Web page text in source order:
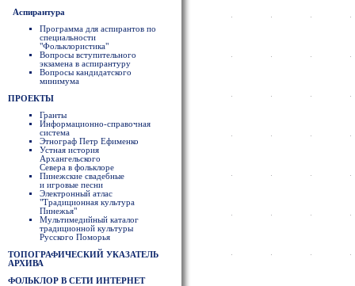
Аспирантура
Программа для аспирантов по
специальности
"Фольклористика"
Вопросы вступительного
экзамена в аспирантуру
Вопросы кандидатского
минимума
ПРОЕКТЫ
Гранты
Информационно-справочная
система
Этнограф Петр Ефименко
Устная история
Архангельского
Севера в фольклоре
Пинежские свадебные
и игровые песни
Электронный атлас
"Традиционная культура
Пинежья"
Мультимедийный каталог
традиционной культуры
Русского Поморья
ТОПОГРАФИЧЕСКИЙ УКАЗАТЕЛЬ
АРХИВА
ФОЛЬКЛОР В СЕТИ ИНТЕРНЕТ